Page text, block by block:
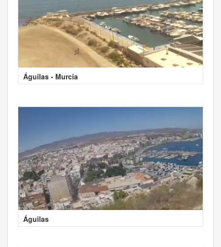
Águilas - Murcia
Águilas